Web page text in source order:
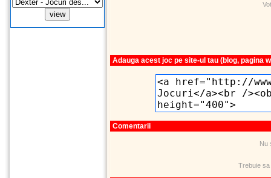
Adauga acest joc pe site-ul tau (blog, pagina
Comentarii
Nu
Trebuie